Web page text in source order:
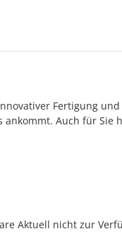
Fertigung
Auch für
Aktuell nicht zur